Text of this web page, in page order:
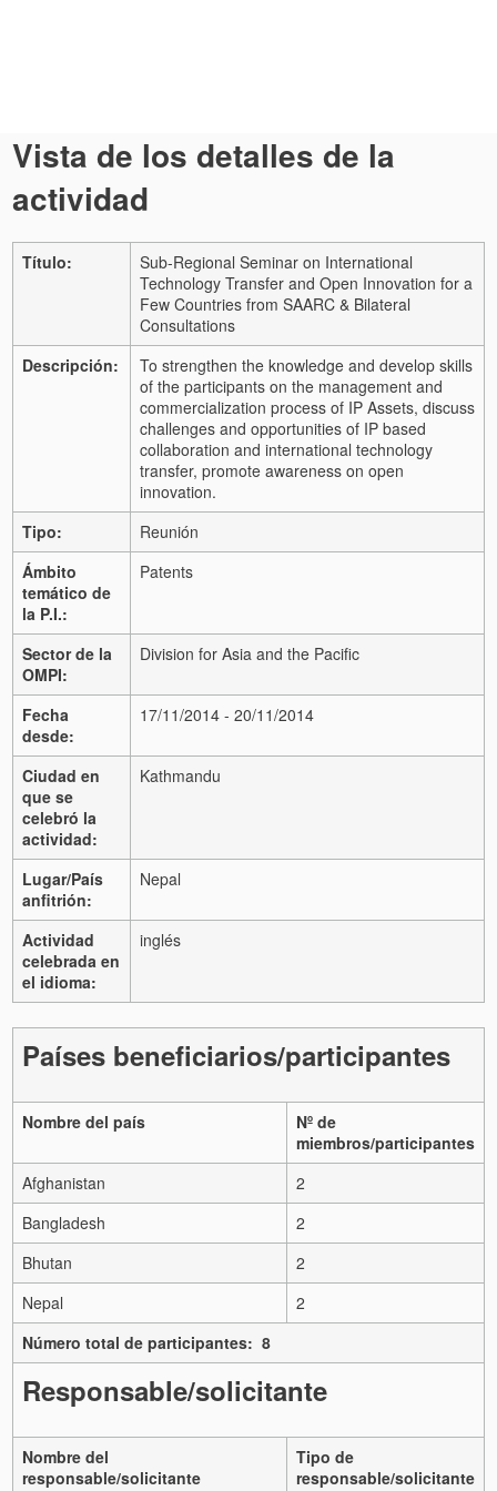
Vista de los detalles de la
actividad
Título:
Sub-Regional Seminar on International
Technology Transfer and Open Innovation for a
Few Countries from SAARC & Bilateral
Consultations
Descripción:
To strengthen the knowledge and develop skills
of the participants on the management and
commercialization process of IP Assets, discuss
challenges and opportunities of IP based
collaboration and international technology
transfer, promote awareness on open
innovation.
Tipo:
Reunión
Ámbito
temático de
la P.I.:
Patents
Sector de la
OMPI:
Division for Asia and the Pacific
Fecha
desde:
17/11/2014 - 20/11/2014
Ciudad en
que se
celebró la
actividad:
Kathmandu
Lugar/País
anfitrión:
Nepal
Actividad
celebrada en
el idioma:
inglés
Países beneficiarios/participantes
Nombre del país
Nº de
miembros/participantes
Afghanistan
2
Bangladesh
2
Bhutan
2
Nepal
2
Número total de participantes: 8
Responsable/solicitante
Nombre del
responsable/solicitante
Tipo de
responsable/solicitante